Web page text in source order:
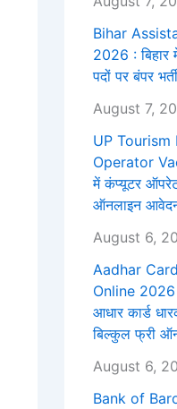
Bihar
2026 :
पदों पर बंपर
August 7,
UP
Operator
में कंप्यूटर
ऑनलाइन
August 6,
Aadhar
Online 2026
आधार कार्ड
बिल्कुल फ्री
August 6,
Bank of